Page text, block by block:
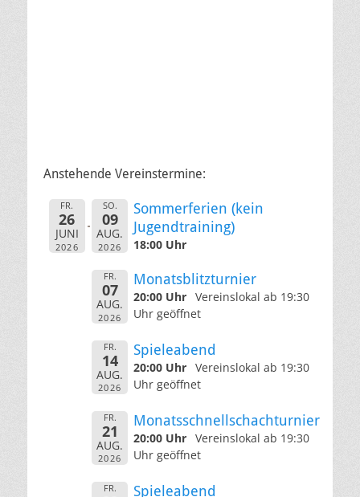
Anstehende Vereinstermine:
FR.
26
JUNI
2026
SO.
09
AUG.
2026
Sommerferien (kein
Jugendtraining)
18:00 Uhr
FR.
07
AUG.
2026
Monatsblitzturnier
20:00 Uhr Vereinslokal ab 19:30
Uhr geöffnet
FR.
14
AUG.
2026
Spieleabend
20:00 Uhr Vereinslokal ab 19:30
Uhr geöffnet
FR.
21
AUG.
2026
Monatsschnellschachturnier
20:00 Uhr Vereinslokal ab 19:30
Uhr geöffnet
FR. Spieleabend